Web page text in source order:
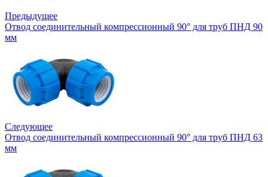
Предыдущее
Отвод соединительный компрессионный 90° для труб ПНД 90
мм
Следующее
Отвод соединительный компрессионный 90° для труб ПНД 63
мм